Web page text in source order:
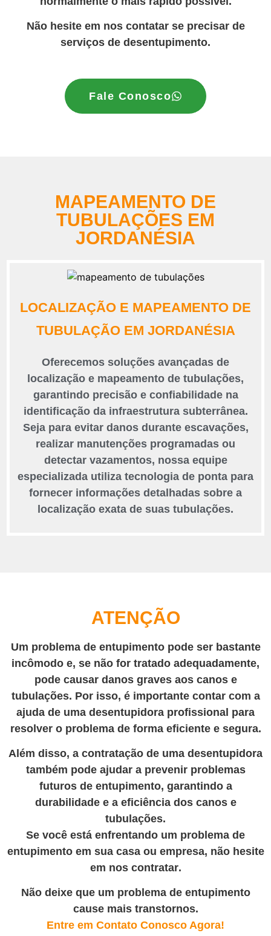
Não hesite em nos contatar se precisar de
serviços de desentupimento.
Fale Conosco
MAPEAMENTO DE
TUBULAÇÕES EM
JORDANÉSIA
LOCALIZAÇÃO E MAPEAMENTO DE
TUBULAÇÃO EM JORDANÉSIA
Oferecemos soluções avançadas de
localização e mapeamento de tubulações,
garantindo precisão e confiabilidade na
identificação da infraestrutura subterrânea.
Seja para evitar danos durante escavações,
realizar manutenções programadas ou
detectar vazamentos, nossa equipe
especializada utiliza tecnologia de ponta para
fornecer informações detalhadas sobre a
localização exata de suas tubulações.
ATENÇÃO
Um problema de entupimento pode ser bastante
incômodo e, se não for tratado adequadamente,
pode causar danos graves aos canos e
tubulações. Por isso, é importante contar com a
ajuda de uma desentupidora profissional para
resolver o problema de forma eficiente e segura.
Além disso, a contratação de uma desentupidora
também pode ajudar a prevenir problemas
futuros de entupimento, garantindo a
durabilidade e a eficiência dos canos e
tubulações.
Se você está enfrentando um problema de
entupimento em sua casa ou empresa, não hesite
em nos contratar.
Não deixe que um problema de entupimento
cause mais transtornos.
Entre em Contato Conosco Agora!